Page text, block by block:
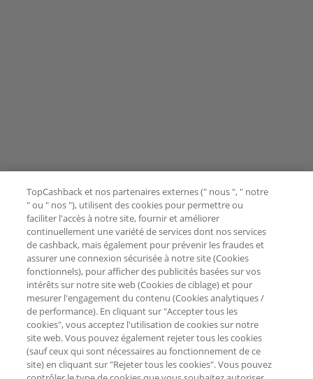
TopCashback et nos partenaires externes (" nous ", " notre
" ou " nos "), utilisent des cookies pour permettre ou
faciliter l'accès à notre site, fournir et améliorer
continuellement une variété de services dont nos services
de cashback, mais également pour prévenir les fraudes et
assurer une connexion sécurisée à notre site (Cookies
fonctionnels), pour afficher des publicités basées sur vos
intérêts sur notre site web (Cookies de ciblage) et pour
mesurer l'engagement du contenu (Cookies analytiques /
de performance). En cliquant sur "Accepter tous les
cookies", vous acceptez l'utilisation de cookies sur notre
site web. Vous pouvez également rejeter tous les cookies
(sauf ceux qui sont nécessaires au fonctionnement de ce
site) en cliquant sur "Rejeter tous les cookies". Vous pouvez